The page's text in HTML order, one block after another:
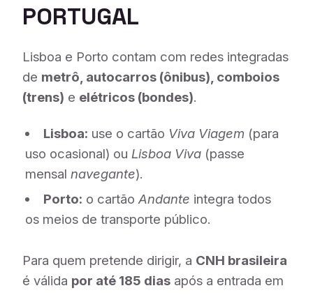
PORTUGAL
Lisboa e Porto contam com redes integradas
de metrô, autocarros (ônibus), comboios
(trens) e elétricos (bondes).
Lisboa: use o cartão Viva Viagem (para
uso ocasional) ou Lisboa Viva(passe
mensal navegante).
Porto: o cartãoAndante integra todos
os meios de transporte público.
Para quem pretende dirigir, a CNH brasileira
é válida por até 185 dias após a entrada em